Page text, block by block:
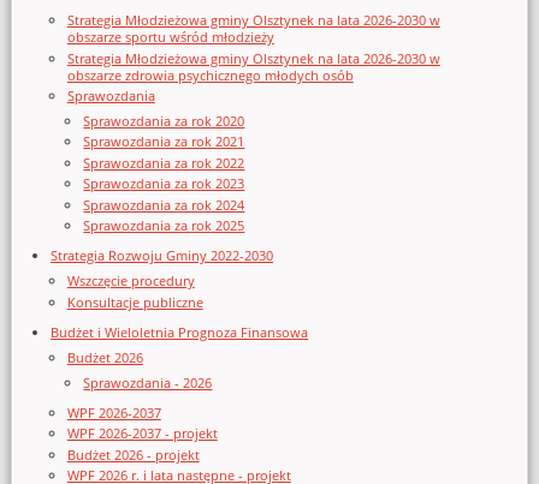
Strategia Młodzieżowa gminy Olsztynek na lata 2026-2030 w
obszarze sportu wśród młodzieży
Strategia Młodzieżowa gminy Olsztynek na lata 2026-2030 w
obszarze zdrowia psychicznego młodych osób
Sprawozdania
Sprawozdania za rok 2020
Sprawozdania za rok 2021
Sprawozdania za rok 2022
Sprawozdania za rok 2023
Sprawozdania za rok 2024
Sprawozdania za rok 2025
Strategia Rozwoju Gminy 2022-2030
Wszczęcie procedury
Konsultacje publiczne
Budżet i Wieloletnia Prognoza Finansowa
Budżet 2026
Sprawozdania - 2026
WPF 2026-2037
WPF 2026-2037 - projekt
Budżet 2026 - projekt
WPF 2026 r. i lata następne - projekt